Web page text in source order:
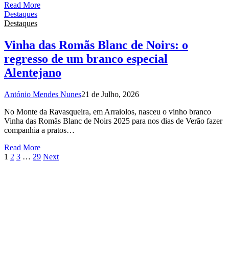
Read More
Destaques
Destaques
Vinha das Romãs Blanc de Noirs: o
regresso de um branco especial
Alentejano
António Mendes Nunes21 de Julho, 2026
No Monte da Ravasqueira, em Arraiolos, nasceu o vinho branco
Vinha das Romãs Blanc de Noirs 2025 para nos dias de Verão fazer
companhia a pratos…
Read More
1 2 3 … 29 Next